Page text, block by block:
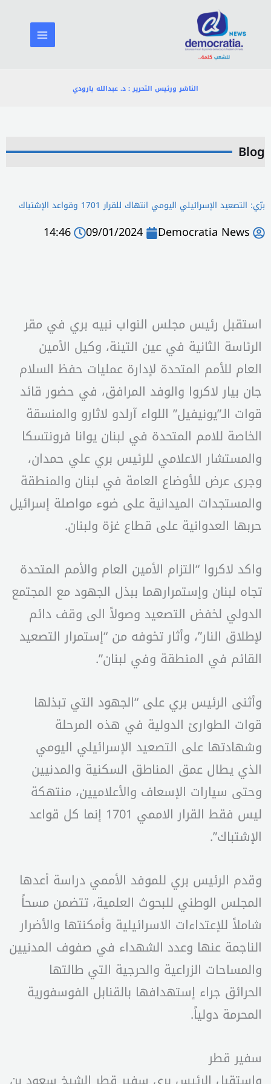
المحتوى
الناشر ورئيس التحرير : د. عبدالله بارودي
Blog
برّي: التصعيد الإسرائيلي اليومي انتهاك للقرار 1701 وقواعد الإشتباك
Democratia News
09/01/2024
14:46
استقبل رئيس مجلس النواب نبيه بري في مقر
الرئاسة الثانية في عين التينة، وكيل الأمين
العام للأمم المتحدة لإدارة عمليات حفظ السلام
جان بيار لاكروا والوفد المرافق، في حضور قائد
قوات الـ”يونيفيل” اللواء آرلدو لاثارو والمنسقة
الخاصة للامم المتحدة في لبنان يوانا فرونتسكا
والمستشار الاعلامي للرئيس بري علي حمدان،
وجرى عرض للأوضاع العامة في لبنان والمنطقة
والمستجدات الميدانية على ضوء مواصلة إسرائيل
حربها العدوانية على قطاع غزة ولبنان.
واكد لاكروا “التزام الأمين العام والأمم المتحدة
تجاه لبنان وإستمرارهما ببذل الجهود مع المجتمع
الدولي لخفض التصعيد وصولاً الى وقف دائم
لإطلاق النار”، وأثار تخوفه من “إستمرار التصعيد
القائم في المنطقة وفي لبنان”.
وأثنى الرئيس بري على “الجهود التي تبذلها
قوات الطوارئ الدولية في هذه المرحلة
وشهادتها على التصعيد الإسرائيلي اليومي
الذي يطال عمق المناطق السكنية والمدنيين
وحتى سيارات الإسعاف والأعلاميين، منتهكة
ليس فقط القرار الاممي 1701 إنما كل قواعد
الإشتباك”.
وقدم الرئيس بري للموفد الأممي دراسة أعدها
المجلس الوطني للبحوث العلمية، تتضمن مسحاً
شاملاً للإعتداءات الاسرائيلية وأمكنتها والأضرار
الناجمة عنها وعدد الشهداء في صفوف المدنيين
والمساحات الزراعية والحرجية التي طالتها
الحرائق جراء إستهدافها بالقنابل الفوسفورية
المحرمة دولياً.
سفير قطر